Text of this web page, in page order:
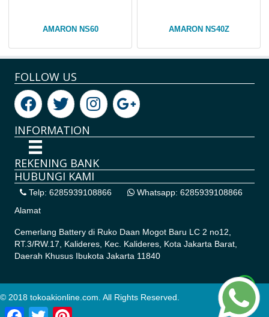
AMARON NS60 AMARON NS40Z
FOLLOW US
INFORMATION
REKENING BANK
HUBUNGI KAMI
Telp: 6285939108866
Whatsapp: 6285939108866
Alamat
Cemerlang Battery di Ruko Daan Mogot Baru LC 2 no12,
RT.3/RW.17, Kalideres, Kec. Kalideres, Kota Jakarta Barat,
Daerah Khusus Ibukota Jakarta 11840
© 2018 tokoakionline.com. All Rights Reserved.
FacebookTwitter